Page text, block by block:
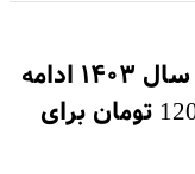
فوری؛ طرح تشویقی کالابرگ در سال ۱۴۰۳ ادامه
پیدا می کند؟ | واریز نفری 120/000 تومان برای